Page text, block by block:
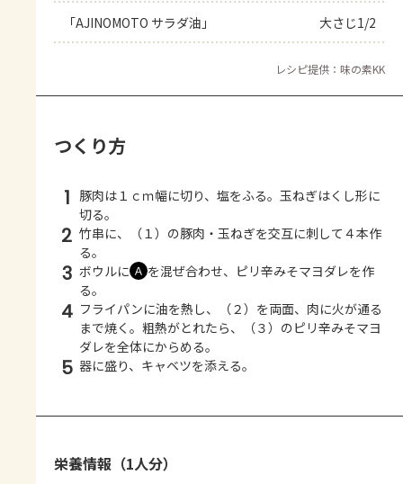
「AJINOMOTO サラダ油」 大さじ1/2
レシピ提供：味の素KK
つくり方
1 豚肉は１ｃｍ幅に切り、塩をふる。玉ねぎはくし形に
切る。
2 竹串に、（１）の豚肉・玉ねぎを交互に刺して４本作
る。
3 ボウルに Ａ を混ぜ合わせ、ピリ辛みそマヨダレを作
る。
4 フライパンに油を熱し、（２）を両面、肉に火が通る
まで焼く。粗熱がとれたら、（３）のピリ辛みそマヨ
ダレを全体にからめる。
5 器に盛り、キャベツを添える。
栄養情報（1人分）